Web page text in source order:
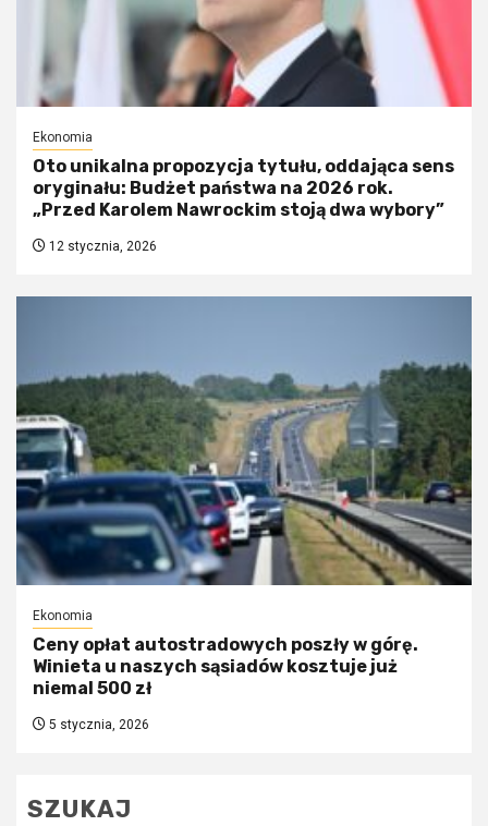
Ekonomia
Oto unikalna propozycja tytułu, oddająca sens
oryginału: Budżet państwa na 2026 rok.
„Przed Karolem Nawrockim stoją dwa wybory”
12 stycznia, 2026
Ekonomia
Ceny opłat autostradowych poszły w górę.
Winieta u naszych sąsiadów kosztuje już
niemal 500 zł
5 stycznia, 2026
SZUKAJ